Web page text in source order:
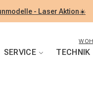
- Laser Aktion☀️
SERVICE TECHNIK